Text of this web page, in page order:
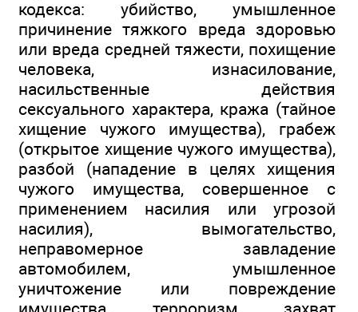
кодекса: убийство, умышленное
причинение тяжкого вреда здоровью
или вреда средней тяжести, похищение
человека, изнасилование,
насильственные действия
сексуального характера, кража (тайное
хищение чужого имущества), грабеж
(открытое хищение чужого имущества),
разбой (нападение в целях хищения
чужого имущества, совершенное с
применением насилия или угрозой
насилия), вымогательство,
неправомерное завладение
автомобилем, умышленное
уничтожение или повреждение